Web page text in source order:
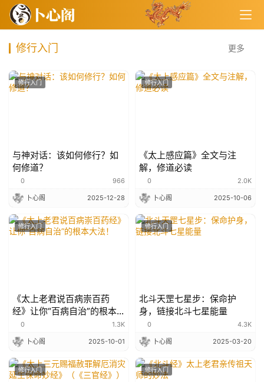
修行入门 更多
修行入门
与神对话：该如何修行？如
何修道？
0 966
卜心阁 2025-12-28
修行入门
《太上感应篇》全文与注
解，修道必读
0 2.0K
卜心阁 2025-10-06
修行入门
《太上老君说百病崇百药
经》让你“百病自治”的根本
大法！
0 1.3K
卜心阁 2025-10-01
修行入门
北斗天罡七星步：保命护
身，链接北斗七星能量
0 4.3K
卜心阁 2025-03-20
修行入门 修行入门